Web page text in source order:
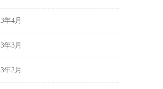
年4月
年3月
年2月